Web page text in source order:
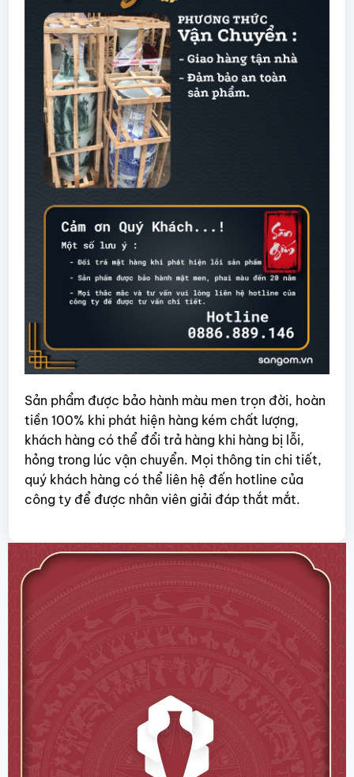
Sản phẩm được bảo hành màu men trọn đời, hoàn
tiền 100% khi phát hiện hàng kém chất lượng,
khách hàng có thể đổi trả hàng khi hàng bị lỗi,
hỏng trong lúc vận chuyển. Mọi thông tin chi tiết,
quý khách hàng có thể liên hệ đến hotline của
công ty để được nhân viên giải đáp thắt mắt.